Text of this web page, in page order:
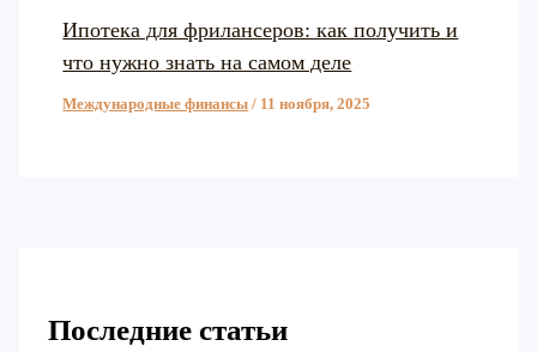
Ипотека для фрилансеров: как получить и
что нужно знать на самом деле
Международные финансы / 11 ноября, 2025
Последние статьи